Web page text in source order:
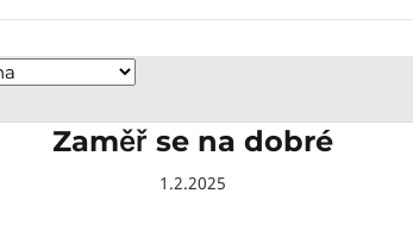
Zaměř se na dobré
1.2.2025